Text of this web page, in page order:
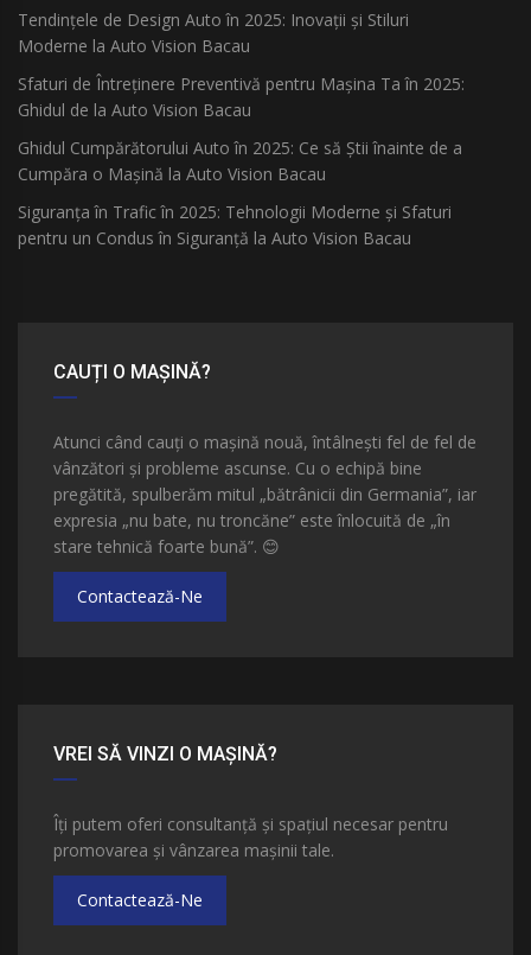
Tendințele de Design Auto în 2025: Inovații și Stiluri
Moderne la Auto Vision Bacau
Sfaturi de Întreținere Preventivă pentru Mașina Ta în 2025:
Ghidul de la Auto Vision Bacau
Ghidul Cumpărătorului Auto în 2025: Ce să Știi înainte de a
Cumpăra o Mașină la Auto Vision Bacau
Siguranța în Trafic în 2025: Tehnologii Moderne și Sfaturi
pentru un Condus în Siguranță la Auto Vision Bacau
CAUȚI O MAȘINĂ?
Atunci când cauți o mașină nouă, întâlnești fel de fel de
vânzători și probleme ascunse. Cu o echipă bine
pregătită, spulberăm mitul „bătrânicii din Germania”, iar
expresia „nu bate, nu troncăne” este înlocuită de „în
stare tehnică foarte bună”. 😊
Contactează-Ne
VREI SĂ VINZI O MAȘINĂ?
Îți putem oferi consultanță și spațiul necesar pentru
promovarea și vânzarea mașinii tale.
Contactează-Ne